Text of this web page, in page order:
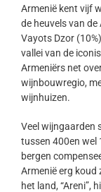
Armenië kent vijf
de heuvels van
Vayots Dzor
vallei van de
Armeniërs net
wijnbouwregio,
wijnhuizen.
Veel wijngaarden
tussen 400en wel
bergen
Armenië erg koud
het land, “Areni”,